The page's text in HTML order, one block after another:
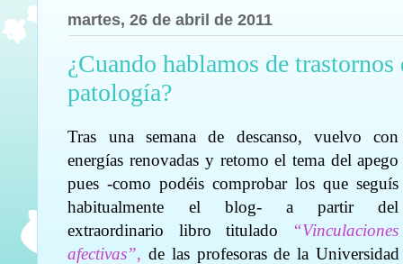
martes, 26 de abril de 2011
¿Cuando hablamos de
patología?
Tras una semana de descanso, vuelvo con
energías renovadas y retomo el tema del apego
pues -como podéis comprobar los que seguís
habitualmente el blog- a partir del
extraordinario libro titulado “Vinculaciones
afectivas”,de las profesoras de la Universidad